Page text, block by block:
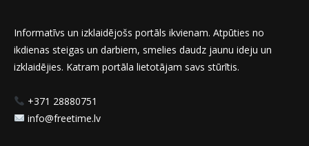
Informatīvs un izklaidējošs portāls ikvienam. Atpūties no
ikdienas steigas un darbiem, smelies daudz jaunu ideju un
izklaidējies. Katram portāla lietotājam savs stūrītis.
+371 28880751
info@freetime.lv